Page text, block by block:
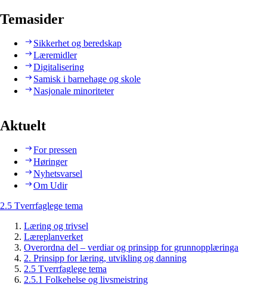
Temasider
Sikkerhet og beredskap
Læremidler
Digitalisering
Samisk i barnehage og skole
Nasjonale minoriteter
Aktuelt
For pressen
Høringer
Nyhetsvarsel
Om Udir
2.5 Tverrfaglege tema
Læring og trivsel
Læreplanverket
Overordna del – verdiar og prinsipp for grunnopplæringa
2. Prinsipp for læring, utvikling og danning
2.5 Tverrfaglege tema
2.5.1 Folkehelse og livsmeistring